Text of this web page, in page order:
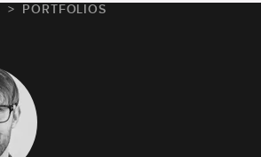
PORTFOLIOS